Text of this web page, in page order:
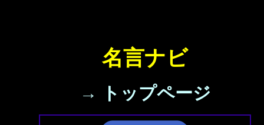
名言ナビ
→ トップページ